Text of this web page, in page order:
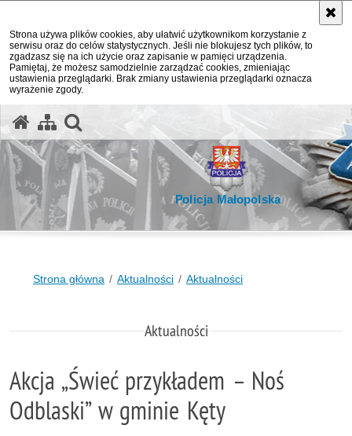
Strona używa plików cookies, aby ułatwić użytkownikom korzystanie z
serwisu oraz do celów statystycznych. Jeśli nie blokujesz tych plików, to
zgadzasz się na ich użycie oraz zapisanie w pamięci urządzenia.
Pamiętaj, że możesz samodzielnie zarządzać cookies, zmieniając
ustawienia przeglądarki. Brak zmiany ustawienia przeglądarki oznacza
wyrażenie zgody.
Policja Małopolska
Strona główna Aktualności Aktualności
Aktualności
Akcja „Świeć przykładem – Noś
Odblaski” w gminie Kęty